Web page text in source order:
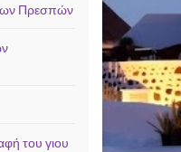
Πρεσπών
του γιου